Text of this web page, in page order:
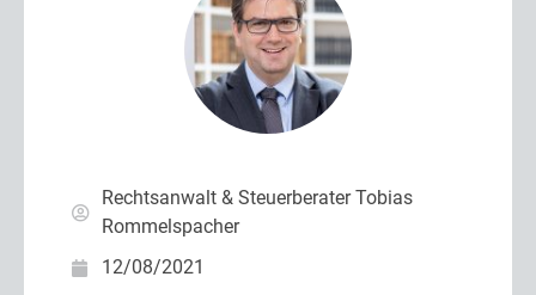
Rechtsanwalt & Steuerberater Tobias
Rommelspacher
12/08/2021